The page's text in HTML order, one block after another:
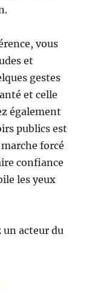
vous
et
gestes
et celle
également
publics est
forcé
confiance
les yeux
un acteur du